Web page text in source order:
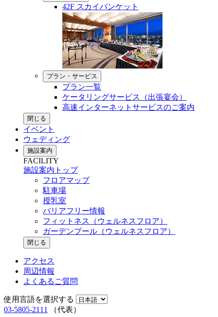
42F スカイバンケット
プラン・サービス
プラン一覧
ケータリングサービス（出張宴会）
高速インターネットサービスのご案内
閉じる
イベント
ウェディング
施設案内
FACILITY
施設案内トップ
フロアマップ
駐車場
授乳室
バリアフリー情報
フィットネス（ウェルネスフロア）
ガーデンプール（ウェルネスフロア）
閉じる
アクセス
周辺情報
よくあるご質問
使用言語を選択する
03-5805-2111
（代表）